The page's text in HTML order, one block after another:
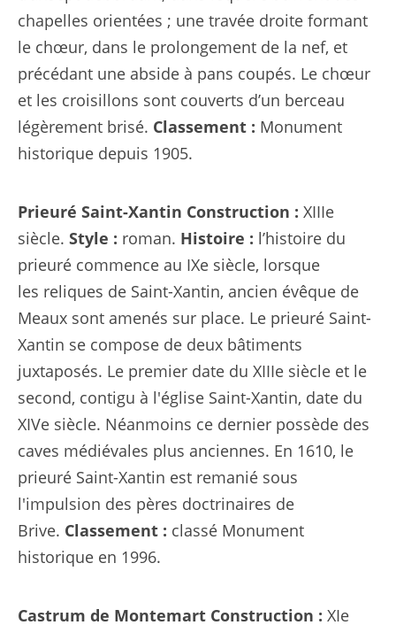
chapelles orientées ; une travée droite formant
le chœur, dans le prolongement de la nef, et
précédant une abside à pans coupés. Le chœur
et les croisillons sont couverts d’un berceau
légèrement brisé. Classement : Monument
historique depuis 1905.
Prieuré Saint-Xantin Construction : XIIIe
siècle. Style : roman. Histoire : l’histoire du
prieuré commence au IXe siècle, lorsque
les reliques de Saint-Xantin, ancien évêque de
Meaux sont amenés sur place. Le prieuré Saint-
Xantin se compose de deux bâtiments
juxtaposés. Le premier date du XIIIe siècle et le
second, contigu à l'église Saint-Xantin, date du
XIVe siècle. Néanmoins ce dernier possède des
caves médiévales plus anciennes. En 1610, le
prieuré Saint-Xantin est remanié sous
l'impulsion des pères doctrinaires de
Brive. Classement : classé Monument
historique en 1996.
Castrum de Montemart Construction : XIe